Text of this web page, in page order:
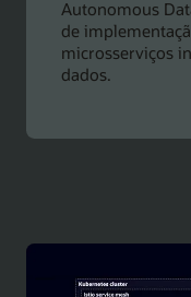
Autonomous
de
microsserviços
dados.